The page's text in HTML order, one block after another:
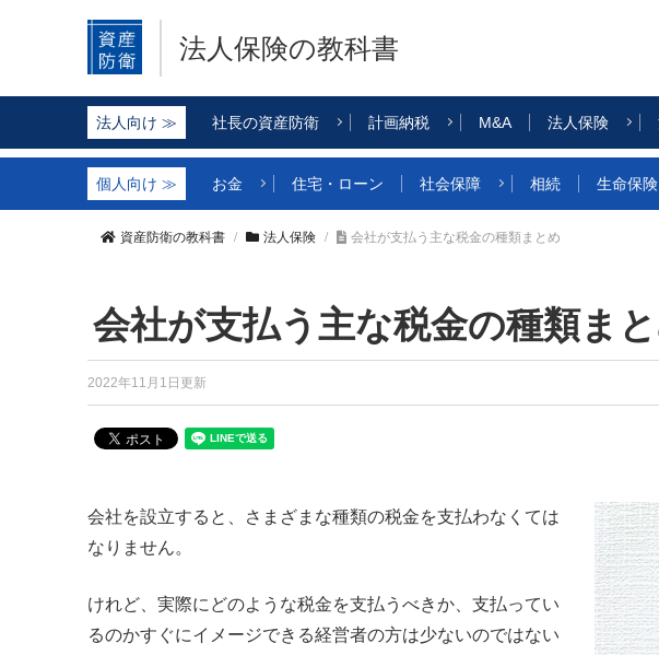
法人保険の教科書
社長の資産防衛 計画納税 M&A 法人保険
お金 住宅・ローン 社会保障 相続 生命保険
資産防衛の教科書 法人保険 会社が支払う主な税金の種類まとめ
会社が支払う主な税金の種類ま
2022年11月1日更新
会社を設立すると、さまざまな種類の税金を支払わなくては
なりません。
けれど、実際にどのような税金を支払うべきか、支払ってい
るのかすぐにイメージできる経営者の方は少ないのではない